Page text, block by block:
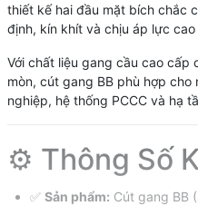
thiết kế hai đầu mặt bích chắc
định, kín khít và chịu áp lực
Với chất liệu gang cầu cao cấp
mòn, cút gang BB phù hợp
nghiệp, hệ thống PCCC và hạ
⚙️ Thông Số
✅ Sản phẩm: Cút gang BB